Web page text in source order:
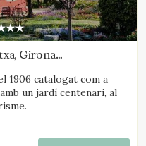
Girona
1906 catalogat com a
un jardí centenari, al